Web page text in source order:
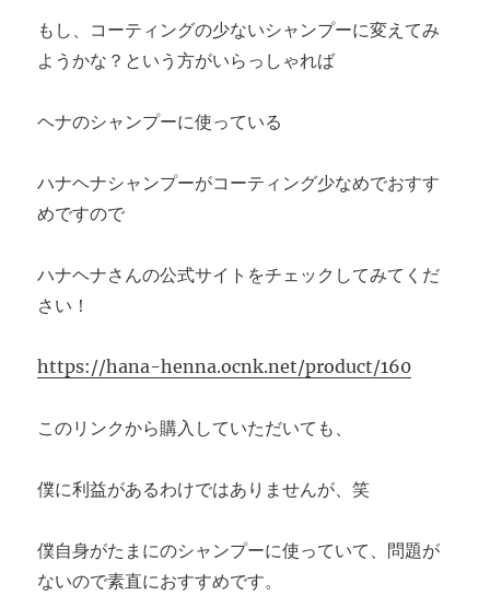
もし、コーティングの少ないシャンプーに変えてみ
ようかな？という方がいらっしゃれば
ヘナのシャンプーに使っている
ハナヘナシャンプーがコーティング少なめでおすす
めですので
ハナヘナさんの公式サイトをチェックしてみてくだ
さい！
https://hana-henna.ocnk.net/product/160
このリンクから購入していただいても、
僕に利益があるわけではありませんが、笑
僕自身がたまにのシャンプーに使っていて、問題が
ないので素直におすすめです。